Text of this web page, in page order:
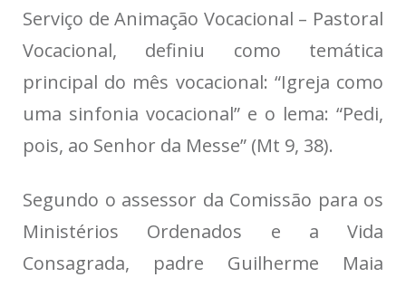
Serviço de Animação Vocacional – Pastoral
Vocacional, definiu como temática
principal do mês vocacional: “Igreja como
uma sinfonia vocacional” e o lema: “Pedi,
pois, ao Senhor da Messe” (Mt 9, 38).
Segundo o assessor da Comissão para os
Ministérios Ordenados e a Vida
Consagrada, padre Guilherme Maia